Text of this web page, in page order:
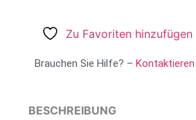
Zu Favoriten hinzufügen
Brauchen Sie Hilfe? –
BESCHREIBUNG